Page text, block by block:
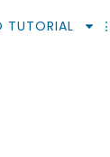
TUTORIAL